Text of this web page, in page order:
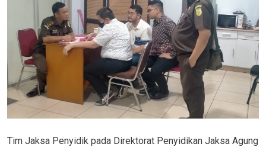
Tim Jaksa Penyidik pada Direktorat Penyidikan Jaksa Agung